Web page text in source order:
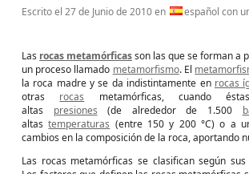
Escrito el 27 de Junio de 2010en español con
Las rocas metamórficasson las que se forman a
un proceso llamado metamorfismo. El
la roca madre y se da indistintamente en rocas
otras rocas metamórficas, cuando
altas presiones (de alrededor de 1.500
altastemperaturas (entre 150 y 200 °C) o a
cambios en la composición de la roca, aportando
Las rocas metamórficas se clasifican según